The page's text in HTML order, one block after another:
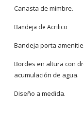
Canasta de mimbre.
Bandeja de Acrilico
Bandeja porta
Bordes en altura con
acumulación de agua.
Diseño a medida.